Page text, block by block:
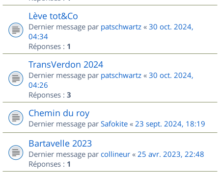
Lève tot&Co
Dernier message par patschwartz « 30 oct. 2024,
04:34
Réponses : 1
TransVerdon 2024
Dernier message par patschwartz « 30 oct. 2024,
04:26
Réponses : 3
Chemin du roy
Dernier message par Safokite « 23 sept. 2024, 18:19
Bartavelle 2023
Dernier message par collineur « 25 avr. 2023, 22:48
Réponses : 1